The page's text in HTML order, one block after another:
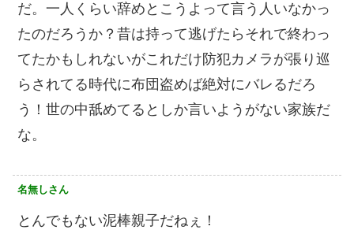
だ。一人くらい辞めとこうよって言う人いなかっ
たのだろうか？昔は持って逃げたらそれで終わっ
てたかもしれないがこれだけ防犯カメラが張り巡
らされてる時代に布団盗めば絶対にバレるだろ
う！世の中舐めてるとしか言いようがない家族だ
な。
名無しさん
とんでもない泥棒親子だねぇ！